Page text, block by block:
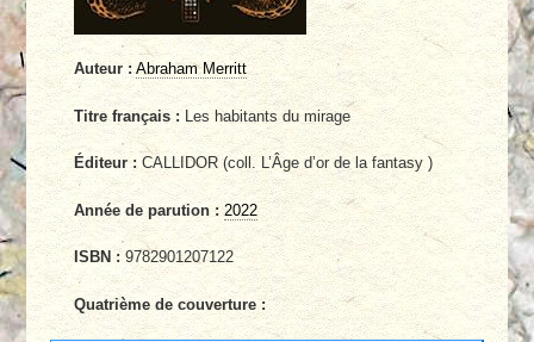
Auteur : Abraham Merritt
Titre français : Les habitants du mirage
Éditeur : CALLIDOR (coll. L’Âge d’or de la fantasy )
Année de parution : 2022
ISBN : 9782901207122
Quatrième de couverture :